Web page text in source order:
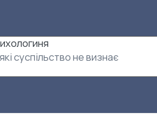
суспільство не визнає